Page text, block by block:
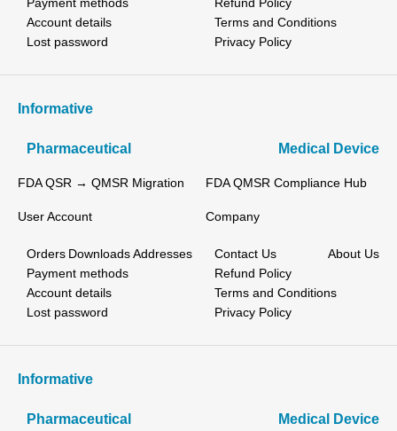
Account details
Lost password
Terms and Conditions
Privacy Policy
Informative
Pharmaceutical Medical Device
FDA QSR → QMSR Migration FDA QMSR Compliance Hub
User Account
Orders Downloads Addresses
Payment methods
Account details
Lost password
Company
Contact Us
About Us
Refund Policy
Terms and Conditions
Privacy Policy
Informative
Pharmaceutical Medical Device